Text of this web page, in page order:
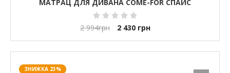
МАТРАЦ ДЛЯ ДИВАНА COME-FOR СПАЙС
2 994грн 2 430 грн
ЗНИЖКА 23%